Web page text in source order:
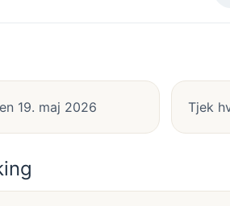
19. maj 2026 Tjek